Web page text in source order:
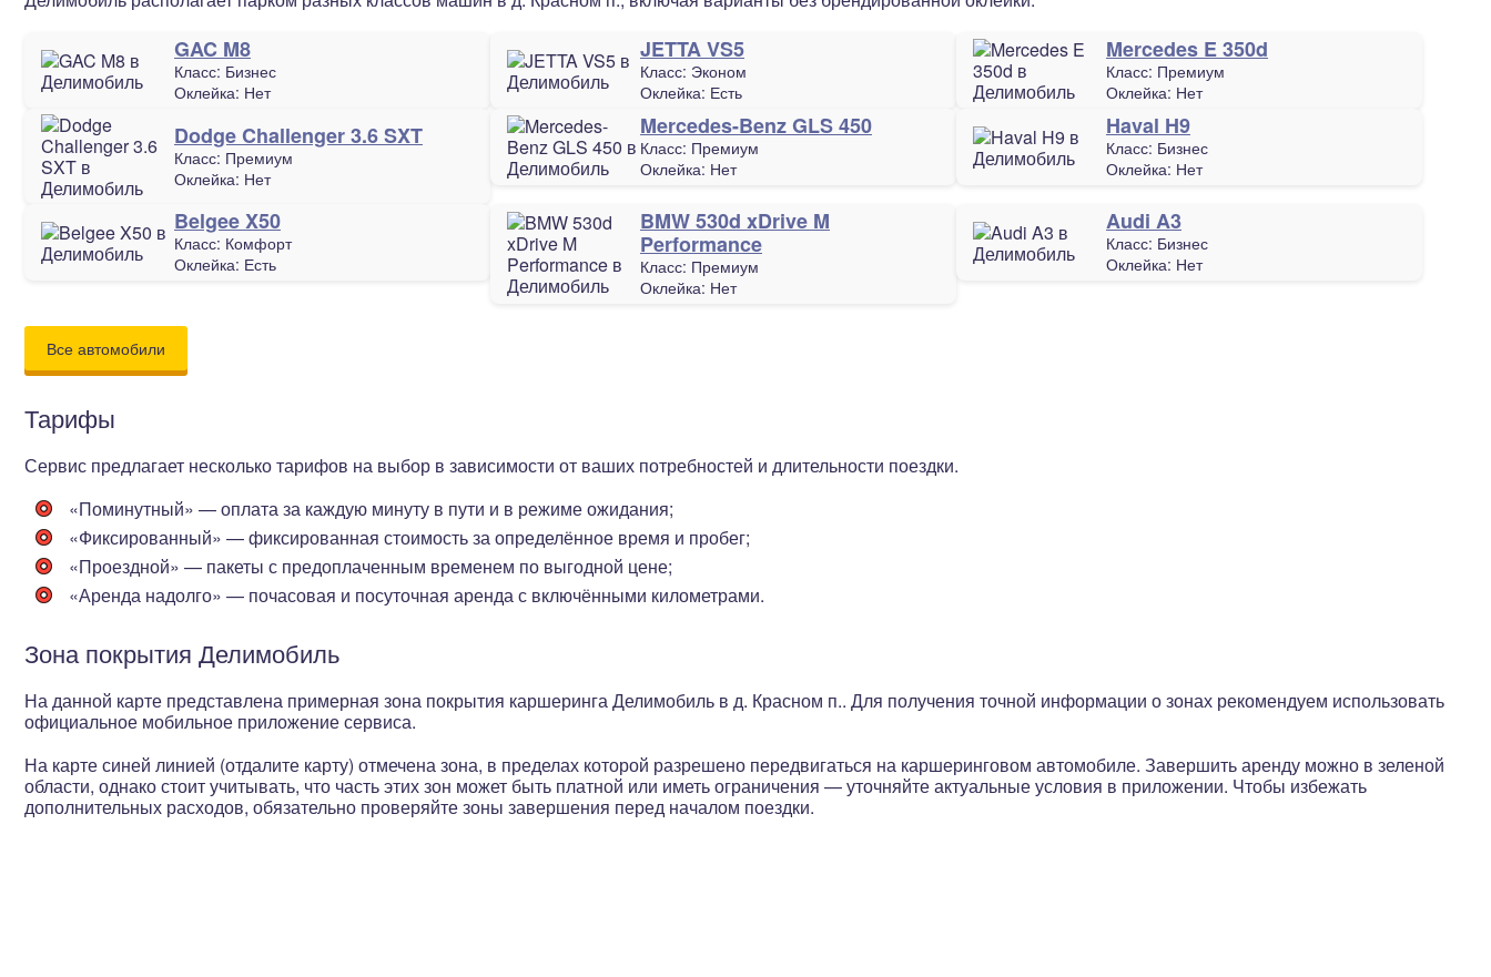
GAC M8
Класс: Бизнес
Оклейка: Нет
JETTA VS5
Класс: Эконом
Оклейка: Есть
Mercedes E 350d
Класс: Премиум
Оклейка: Нет
Dodge Challenger 3.6 SXT
Класс: Премиум
Оклейка: Нет
Mercedes-Benz GLS 450
Класс: Премиум
Оклейка: Нет
Haval H9
Класс: Бизнес
Оклейка: Нет
Belgee X50
Класс: Комфорт
Оклейка: Есть
BMW 530d xDrive M
Performance
Класс: Премиум
Оклейка: Нет
Audi A3
Класс: Бизнес
Оклейка: Нет
Все автомобили
Тарифы
Сервис предлагает несколько тарифов на выбор в зависимости от ваших потребностей и длительности поездки.
«Поминутный» — оплата за каждую минуту в пути и в режиме ожидания;
«Фиксированный» — фиксированная стоимость за определённое время и пробег;
«Проездной» — пакеты с предоплаченным временем по выгодной цене;
«Аренда надолго» — почасовая и посуточная аренда с включёнными километрами.
Зона покрытия Делимобиль
На данной карте представлена примерная зона покрытия каршеринга Делимобиль в д. Красном п.. Для получения точной информации о зонах рекомендуем использовать
официальное мобильное приложение сервиса.
На карте синей линией (отдалите карту) отмечена зона, в пределах которой разрешено передвигаться на каршеринговом автомобиле. Завершить аренду можно в зеленой
области, однако стоит учитывать, что часть этих зон может быть платной или иметь ограничения — уточняйте актуальные условия в приложении. Чтобы избежать
дополнительных расходов, обязательно проверяйте зоны завершения перед началом поездки.